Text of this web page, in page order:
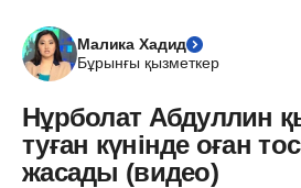
Малика Хадид
Бұрынғы қызметкер
Нұрболат Абдуллин
туған күнінде оған
жасады (видео)